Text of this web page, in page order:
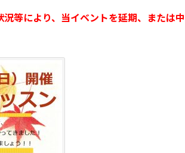
等により、当イベントを延期、または